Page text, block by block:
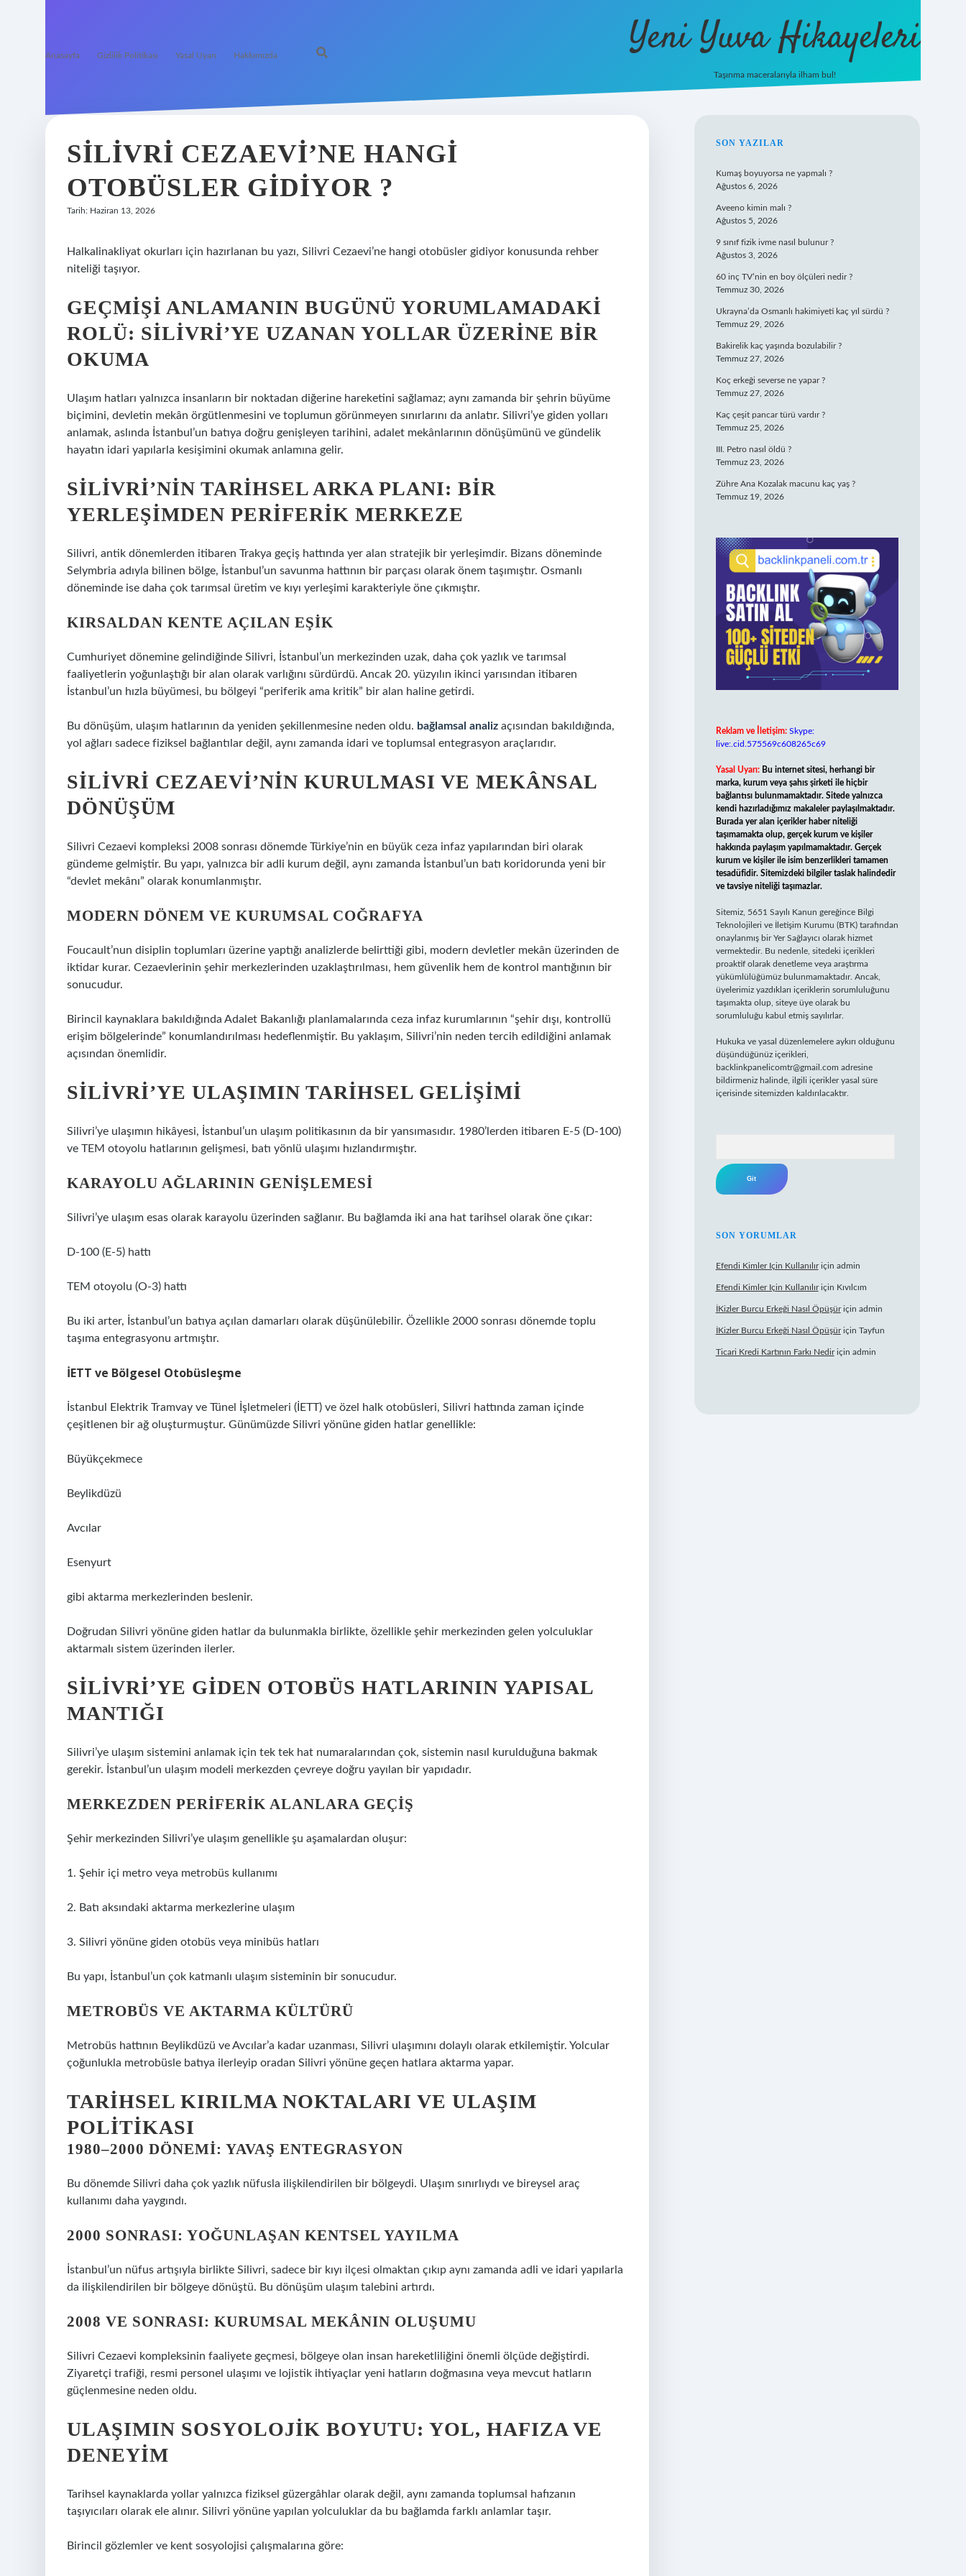
Anasayfa Gizlilik Politikası Yasal Uyarı Hakkımızda Yeni Yuva Hikayeleri
Taşınma maceralarıyla ilham bul!
SILIVRI CEZAEVI’NE HANGI
OTOBÜSLER GIDIYOR ?
Tarih: Haziran 13, 2026
Halkalinakliyat okurları için hazırlanan bu yazı, Silivri Cezaevi’ne hangi otobüsler gidiyor konusunda rehber
niteliği taşıyor.
GEÇMIŞI ANLAMANIN BUGÜNÜ YORUMLAMADAKI
ROLÜ: SILIVRI’YE UZANAN YOLLAR ÜZERINE BIR
OKUMA
Ulaşım hatları yalnızca insanların bir noktadan diğerine hareketini sağlamaz; aynı zamanda bir şehrin büyüme
biçimini, devletin mekân örgütlenmesini ve toplumun görünmeyen sınırlarını da anlatır. Silivri’ye giden yolları
anlamak, aslında İstanbul’un batıya doğru genişleyen tarihini, adalet mekânlarının dönüşümünü ve gündelik
hayatın idari yapılarla kesişimini okumak anlamına gelir.
SILIVRI’NIN TARIHSEL ARKA PLANI: BIR
YERLEŞIMDEN PERIFERIK MERKEZE
Silivri, antik dönemlerden itibaren Trakya geçiş hattında yer alan stratejik bir yerleşimdir. Bizans döneminde
Selymbria adıyla bilinen bölge, İstanbul’un savunma hattının bir parçası olarak önem taşımıştır. Osmanlı
döneminde ise daha çok tarımsal üretim ve kıyı yerleşimi karakteriyle öne çıkmıştır.
KIRSALDAN KENTE AÇILAN EŞIK
Cumhuriyet dönemine gelindiğinde Silivri, İstanbul’un merkezinden uzak, daha çok yazlık ve tarımsal
faaliyetlerin yoğunlaştığı bir alan olarak varlığını sürdürdü. Ancak 20. yüzyılın ikinci yarısından itibaren
İstanbul’un hızla büyümesi, bu bölgeyi “periferik ama kritik” bir alan haline getirdi.
Bu dönüşüm, ulaşım hatlarının da yeniden şekillenmesine neden oldu. bağlamsal analiz açısından bakıldığında,
yol ağları sadece fiziksel bağlantılar değil, aynı zamanda idari ve toplumsal entegrasyon araçlarıdır.
SILIVRI CEZAEVI’NIN KURULMASI VE MEKÂNSAL
DÖNÜŞÜM
Silivri Cezaevi kompleksi 2008 sonrası dönemde Türkiye’nin en büyük ceza infaz yapılarından biri olarak
gündeme gelmiştir. Bu yapı, yalnızca bir adli kurum değil, aynı zamanda İstanbul’un batı koridorunda yeni bir
“devlet mekânı” olarak konumlanmıştır.
MODERN DÖNEM VE KURUMSAL COĞRAFYA
Foucault’nun disiplin toplumları üzerine yaptığı analizlerde belirttiği gibi, modern devletler mekân üzerinden de
iktidar kurar. Cezaevlerinin şehir merkezlerinden uzaklaştırılması, hem güvenlik hem de kontrol mantığının bir
sonucudur.
Birincil kaynaklara bakıldığında Adalet Bakanlığı planlamalarında ceza infaz kurumlarının “şehir dışı, kontrollü
erişim bölgelerinde” konumlandırılması hedeflenmiştir. Bu yaklaşım, Silivri’nin neden tercih edildiğini anlamak
açısından önemlidir.
SILIVRI’YE ULAŞIMIN TARIHSEL GELIŞIMI
Silivri’ye ulaşımın hikâyesi, İstanbul’un ulaşım politikasının da bir yansımasıdır. 1980’lerden itibaren E-5 (D-100)
ve TEM otoyolu hatlarının gelişmesi, batı yönlü ulaşımı hızlandırmıştır.
KARAYOLU AĞLARININ GENIŞLEMESI
Silivri’ye ulaşım esas olarak karayolu üzerinden sağlanır. Bu bağlamda iki ana hat tarihsel olarak öne çıkar:
D-100 (E-5) hattı
TEM otoyolu (O-3) hattı
Bu iki arter, İstanbul’un batıya açılan damarları olarak düşünülebilir. Özellikle 2000 sonrası dönemde toplu
taşıma entegrasyonu artmıştır.
İETT ve Bölgesel Otobüsleşme
İstanbul Elektrik Tramvay ve Tünel İşletmeleri (İETT) ve özel halk otobüsleri, Silivri hattında zaman içinde
çeşitlenen bir ağ oluşturmuştur. Günümüzde Silivri yönüne giden hatlar genellikle:
Büyükçekmece
Beylikdüzü
Avcılar
Esenyurt
gibi aktarma merkezlerinden beslenir.
Doğrudan Silivri yönüne giden hatlar da bulunmakla birlikte, özellikle şehir merkezinden gelen yolculuklar
aktarmalı sistem üzerinden ilerler.
SILIVRI’YE GIDEN OTOBÜS HATLARININ YAPISAL
MANTIĞI
Silivri’ye ulaşım sistemini anlamak için tek tek hat numaralarından çok, sistemin nasıl kurulduğuna bakmak
gerekir. İstanbul’un ulaşım modeli merkezden çevreye doğru yayılan bir yapıdadır.
MERKEZDEN PERIFERIK ALANLARA GEÇIŞ
Şehir merkezinden Silivri’ye ulaşım genellikle şu aşamalardan oluşur:
1. Şehir içi metro veya metrobüs kullanımı
2. Batı aksındaki aktarma merkezlerine ulaşım
3. Silivri yönüne giden otobüs veya minibüs hatları
Bu yapı, İstanbul’un çok katmanlı ulaşım sisteminin bir sonucudur.
METROBÜS VE AKTARMA KÜLTÜRÜ
Metrobüs hattının Beylikdüzü ve Avcılar’a kadar uzanması, Silivri ulaşımını dolaylı olarak etkilemiştir. Yolcular
çoğunlukla metrobüsle batıya ilerleyip oradan Silivri yönüne geçen hatlara aktarma yapar.
TARIHSEL KIRILMA NOKTALARI VE ULAŞIM
POLITIKASI
1980–2000 DÖNEMI: YAVAŞ ENTEGRASYON
Bu dönemde Silivri daha çok yazlık nüfusla ilişkilendirilen bir bölgeydi. Ulaşım sınırlıydı ve bireysel araç
kullanımı daha yaygındı.
2000 SONRASI: YOĞUNLAŞAN KENTSEL YAYILMA
İstanbul’un nüfus artışıyla birlikte Silivri, sadece bir kıyı ilçesi olmaktan çıkıp aynı zamanda adli ve idari yapılarla
da ilişkilendirilen bir bölgeye dönüştü. Bu dönüşüm ulaşım talebini artırdı.
2008 VE SONRASI: KURUMSAL MEKÂNIN OLUŞUMU
Silivri Cezaevi kompleksinin faaliyete geçmesi, bölgeye olan insan hareketliliğini önemli ölçüde değiştirdi.
Ziyaretçi trafiği, resmi personel ulaşımı ve lojistik ihtiyaçlar yeni hatların doğmasına veya mevcut hatların
güçlenmesine neden oldu.
ULAŞIMIN SOSYOLOJIK BOYUTU: YOL, HAFIZA VE
DENEYIM
Tarihsel kaynaklarda yollar yalnızca fiziksel güzergâhlar olarak değil, aynı zamanda toplumsal hafızanın
taşıyıcıları olarak ele alınır. Silivri yönüne yapılan yolculuklar da bu bağlamda farklı anlamlar taşır.
Birincil gözlemler ve kent sosyolojisi çalışmalarına göre:
SIDEBAR
SON YAZILAR
Kumaş boyuyorsa ne yapmalı ?
Ağustos 6, 2026
Aveeno kimin malı ?
Ağustos 5, 2026
9 sınıf fizik ivme nasıl bulunur ?
Ağustos 3, 2026
60 inç TV’nin en boy ölçüleri nedir ?
Temmuz 30, 2026
Ukrayna’da Osmanlı hakimiyeti kaç yıl sürdü ?
Temmuz 29, 2026
Bakirelik kaç yaşında bozulabilir ?
Temmuz 27, 2026
Koç erkeği severse ne yapar ?
Temmuz 27, 2026
Kaç çeşit pancar türü vardır ?
Temmuz 25, 2026
III. Petro nasıl öldü ?
Temmuz 23, 2026
Zühre Ana Kozalak macunu kaç yaş ?
Temmuz 19, 2026
Reklam ve İletişim: Skype:
live:.cid.575569c608265c69
Yasal Uyarı: Bu internet sitesi, herhangi bir
marka, kurum veya şahıs şirketi ile hiçbir
bağlantısı bulunmamaktadır. Sitede yalnızca
kendi hazırladığımız makaleler paylaşılmaktadır.
Burada yer alan içerikler haber niteliği
taşımamakta olup, gerçek kurum ve kişiler
hakkında paylaşım yapılmamaktadır. Gerçek
kurum ve kişiler ile isim benzerlikleri tamamen
tesadüfidir. Sitemizdeki bilgiler taslak halindedir
ve tavsiye niteliği taşımazlar.
Sitemiz, 5651 Sayılı Kanun gereğince Bilgi
Teknolojileri ve İletişim Kurumu (BTK) tarafından
onaylanmış bir Yer Sağlayıcı olarak hizmet
vermektedir. Bu nedenle, sitedeki içerikleri
proaktif olarak denetleme veya araştırma
yükümlülüğümüz bulunmamaktadır. Ancak,
üyelerimiz yazdıkları içeriklerin sorumluluğunu
taşımakta olup, siteye üye olarak bu
sorumluluğu kabul etmiş sayılırlar.
Hukuka ve yasal düzenlemelere aykırı olduğunu
düşündüğünüz içerikleri,
backlinkpanelicomtr@gmail.com adresine
bildirmeniz halinde, ilgili içerikler yasal süre
içerisinde sitemizden kaldırılacaktır.
SON YORUMLAR
Efendi Kimler Için Kullanılıriçin admin
Efendi Kimler Için Kullanılıriçin Kıvılcım
İKizler Burcu Erkeği Nasıl Öpüşüriçin admin
İKizler Burcu Erkeği Nasıl Öpüşüriçin Tayfun
Ticari Kredi Kartının Farkı Nediriçin admin